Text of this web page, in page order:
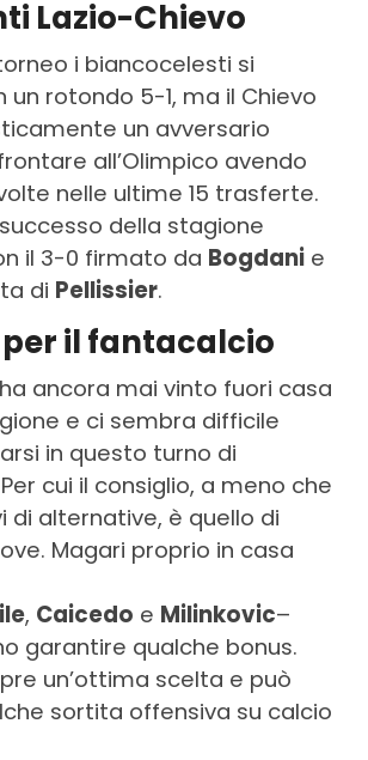
Lazio-Chievo
i biancocelesti si
un rotondo 5-1, ma il Chievo
un avversario
all’Olimpico avendo
nelle ultime 15 trasferte.
della stagione
il 3-0 firmato da Bogdanie
di Pellissier.
il fantacalcio
ancora mai vinto fuori casa
e ci sembra difficile
in questo turno di
cui il consiglio, a meno che
di alternative, è quello di
Magari proprio in casa
, Caicedo e Milinkovic–
garantire qualche bonus.
un’ottima scelta e può
sortita offensiva su calcio